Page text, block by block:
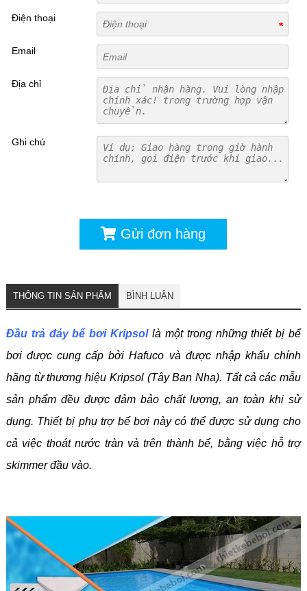
Điện thoại
Email
Địa chỉ
Ghi chú
Gửi đơn hàng
THÔNG TIN SẢN PHẨM BÌNH LUẬN
Đầu trả đáy bể bơi Kripsollà một trong những thiết bị bể
bơi được cung cấp bởi Hafuco và được nhập khẩu chính
hãng từ thương hiệu Kripsol (Tây Ban Nha). Tất cả các mẫu
sản phẩm đều được đảm bảo chất lượng, an toàn khi sử
dụng. Thiết bị phụ trợ bể bơi này có thể được sử dụng cho
cả việc thoát nước tràn và trên thành bể, bằng việc hỗ trợ
skimmer đầu vào.